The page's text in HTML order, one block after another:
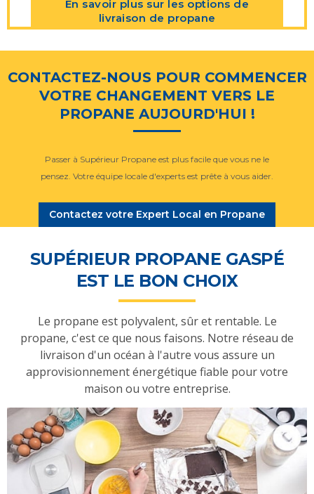
En savoir plus sur les options de
livraison de propane
CONTACTEZ-NOUS POUR COMMENCER
VOTRE CHANGEMENT VERS LE
PROPANE AUJOURD'HUI !
Passer à Supérieur Propane est plus facile que vous ne le
pensez. Votre équipe locale d'experts est prête à vous aider.
Contactez votre Expert Local en Propane
SUPÉRIEUR PROPANE GASPÉ
EST LE BON CHOIX
Le propane est polyvalent, sûr et rentable. Le
propane, c'est ce que nous faisons. Notre réseau de
livraison d'un océan à l'autre vous assure un
approvisionnement énergétique fiable pour votre
maison ou votre entreprise.